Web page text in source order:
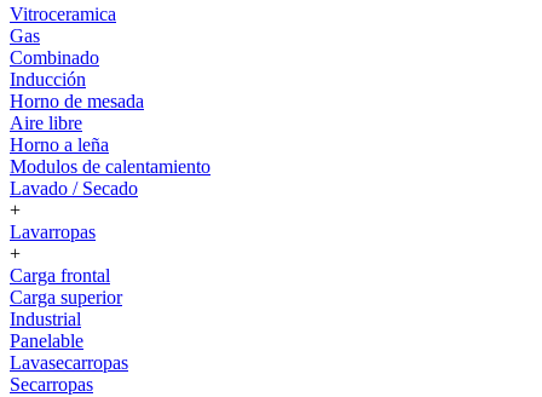
Vitroceramica
Gas
Combinado
Inducción
Horno de mesada
Aire libre
Horno a leña
Modulos de calentamiento
Lavado / Secado
+
Lavarropas
+
Carga frontal
Carga superior
Industrial
Panelable
Lavasecarropas
Secarropas